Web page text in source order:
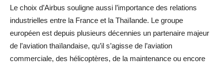
Le choix d’Airbus souligne aussi l’importance des relations
industrielles entre la France et la Thaïlande. Le groupe
européen est depuis plusieurs décennies un partenaire majeur
de l’aviation thaïlandaise, qu’il s’agisse de l’aviation
commerciale, des hélicoptères, de la maintenance ou encore